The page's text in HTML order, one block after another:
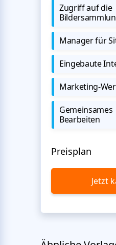
Zugriff auf die
Manager für
Eingebaute
Marketing-
Gemeinsames
Bearbeiten
Preisplan
Jetzt